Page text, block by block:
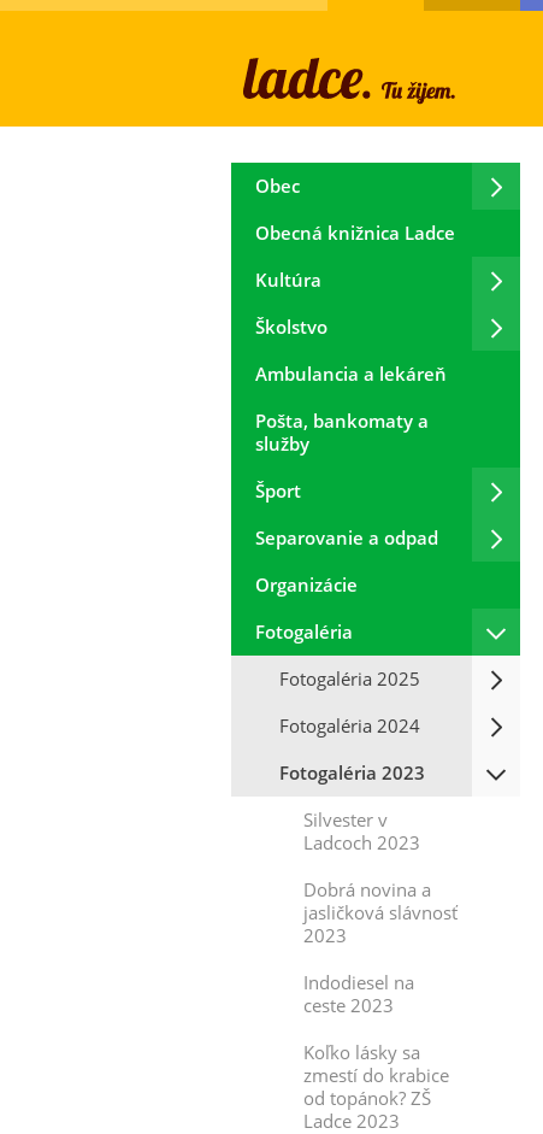
Obec
Obecná knižnica Ladce
Kultúra
Školstvo
Ambulancia a lekáreň
Pošta, bankomaty a
služby
Šport
Separovanie a odpad
Organizácie
Fotogaléria
Fotogaléria 2025
Fotogaléria 2024
Fotogaléria 2023
Silvester v
Ladcoch 2023
Dobrá novina a
jasličková slávnosť
2023
Indodiesel na
ceste 2023
Koľko lásky sa
zmestí do krabice
od topánok? ZŠ
Ladce 2023